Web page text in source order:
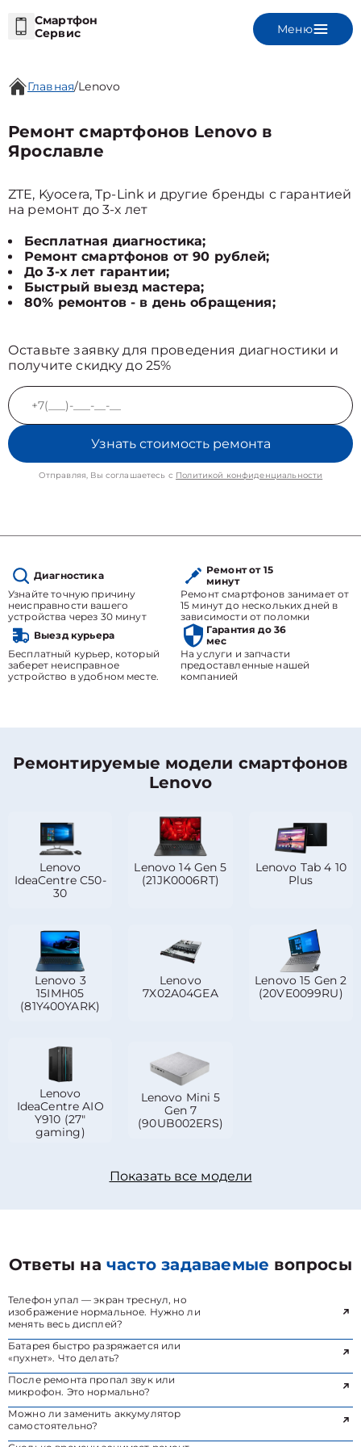
Смартфон
Сервис
Меню
Главная/Lenovo
Ремонт смартфонов Lenovo в
Ярославле
ZTE, Kyocera, Tp-Link и другие бренды с гарантией
на ремонт до 3-х лет
Бесплатная диагностика;
Ремонт смартфонов от 90 рублей;
До 3-х лет гарантии;
Быстрый выезд мастера;
80% ремонтов - в день обращения;
Оставьте заявку для проведения диагностики и
получите скидку до 25%
Узнать стоимость ремонта
Отправляя, Вы соглашаетесь с Политикой конфиденциальности
Диагностика
Узнайте точную причину
неисправности вашего
устройства через 30 минут
Ремонт от 15
минут
Ремонт смартфонов занимает от
15 минут до нескольких дней в
зависимости от поломки
Выезд курьера
Бесплатный курьер, который
заберет неисправное
устройство в удобном месте.
Гарантия до 36
мес
На услуги и запчасти
предоставленные нашей
компанией
Ремонтируемые модели смартфонов
Lenovo
Lenovo
IdeaCentre C50-
30
Lenovo 14 Gen 5
(21JK0006RT)
Lenovo Tab 4 10
Plus
Lenovo 3
15IMH05
(81Y400YARK)
Lenovo
7X02A04GEA
Lenovo 15 Gen 2
(20VE0099RU)
Lenovo
IdeaCentre AIO
Y910 (27″
gaming)
Lenovo Mini 5
Gen 7
(90UB002ERS)
Показать все модели
Ответы начасто задаваемые вопросы
Телефон упал — экран треснул, но
изображение нормальное. Нужно ли
менять весь дисплей?
Батарея быстро разряжается или
«пухнет». Что делать?
После ремонта пропал звук или
микрофон. Это нормально?
Можно ли заменить аккумулятор
самостоятельно?